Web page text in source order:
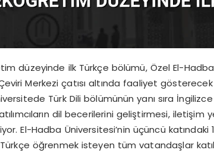
düzeyinde ilk Türkçe bölümü, Özel El-
Merkezi çatısı altında faaliyet
Türk Dili bölümünün yanı sıra
dil becerilerini geliştirmesi, iletişim
El-Hadba Üniversitesi’nin üçüncü katındaki
öğrenmek isteyen tüm vatandaşlar